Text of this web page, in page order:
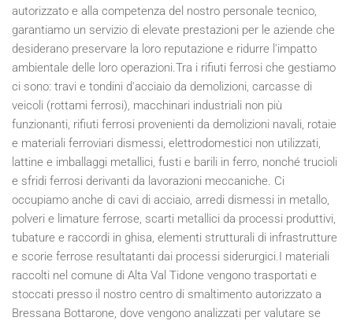
autorizzato e alla competenza del nostro personale tecnico,
garantiamo un servizio di elevate prestazioni per le aziende che
desiderano preservare la loro reputazione e ridurre l'impatto
ambientale delle loro operazioni.Tra i rifiuti ferrosi che gestiamo
ci sono: travi e tondini d'acciaio da demolizioni, carcasse di
veicoli (rottami ferrosi), macchinari industriali non più
funzionanti, rifiuti ferrosi provenienti da demolizioni navali, rotaie
e materiali ferroviari dismessi, elettrodomestici non utilizzati,
lattine e imballaggi metallici, fusti e barili in ferro, nonché trucioli
e sfridi ferrosi derivanti da lavorazioni meccaniche. Ci
occupiamo anche di cavi di acciaio, arredi dismessi in metallo,
polveri e limature ferrose, scarti metallici da processi produttivi,
tubature e raccordi in ghisa, elementi strutturali di infrastrutture
e scorie ferrose resultatanti dai processi siderurgici.I materiali
raccolti nel comune di Alta Val Tidone vengono trasportati e
stoccati presso il nostro centro di smaltimento autorizzato a
Bressana Bottarone, dove vengono analizzati per valutare se